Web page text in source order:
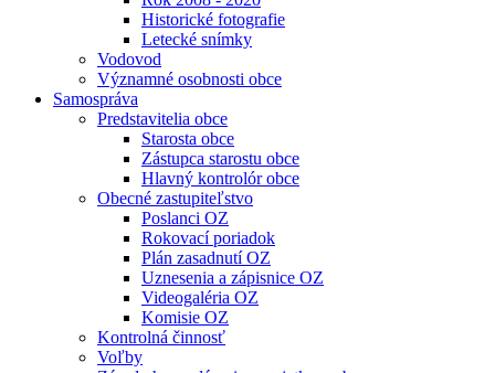
Historické fotografie
Letecké snímky
Vodovod
Významné osobnosti obce
Samospráva
Predstavitelia obce
Starosta obce
Zástupca starostu obce
Hlavný kontrolór obce
Obecné zastupiteľstvo
Poslanci OZ
Rokovací poriadok
Plán zasadnutí OZ
Uznesenia a zápisnice OZ
Videogaléria OZ
Komisie OZ
Kontrolná činnosť
Voľby